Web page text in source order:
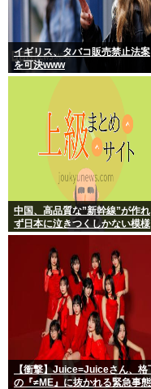
イギリス、タバコ販売禁止法案
を可決www
中国、高品質な”新幹線”が作れ
ず日本に泣きつくしかない模様
www
【衝撃】Juice=Juiceさん、格
の『≠ME』に抜かれる緊急事態